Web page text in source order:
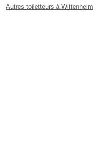
Autres toiletteurs à Wittenheim